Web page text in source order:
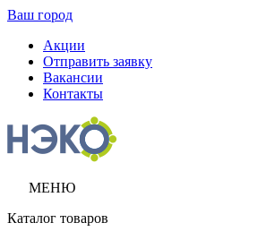
Ваш город
Акции
Отправить заявку
Вакансии
Контакты
МЕНЮ
Каталог товаров